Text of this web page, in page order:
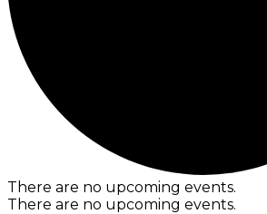
There are no upcoming events.
There are no upcoming events.